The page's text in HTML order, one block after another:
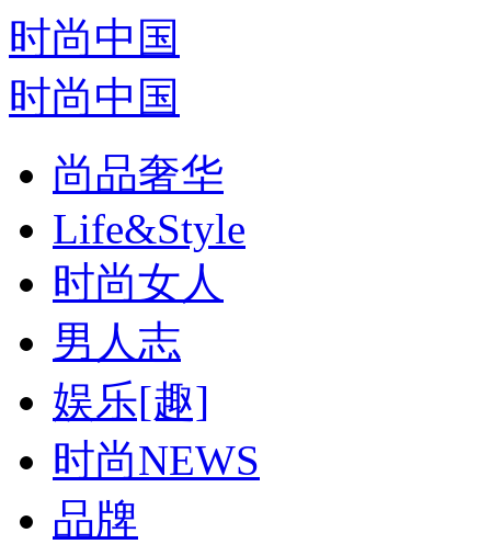
时尚中国
时尚中国
尚品奢华
Life&Style
时尚女人
男人志
娱乐[趣]
时尚NEWS
品牌